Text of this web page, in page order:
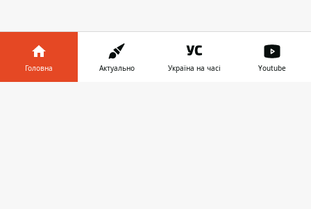
Головна Актуально Україна на часі Youtube